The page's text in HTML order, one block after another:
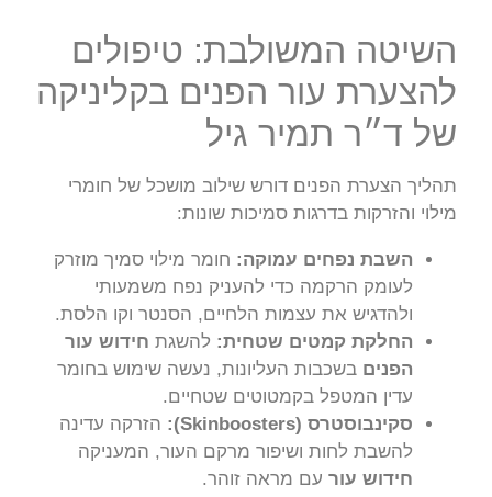
השיטה המשולבת: טיפולים
להצערת עור הפנים בקליניקה
של ד״ר תמיר גיל
תהליך הצערת הפנים דורש שילוב מושכל של חומרי
מילוי והזרקות בדרגות סמיכות שונות:
השבת נפחים עמוקה: חומר מילוי סמיך מוזרק
לעומק הרקמה כדי להעניק נפח משמעותי
ולהדגיש את עצמות הלחיים, הסנטר וקו הלסת.
החלקת קמטים שטחית: להשגת חידוש עור
הפנים בשכבות העליונות, נעשה שימוש בחומר
עדין המטפל בקמטוטים שטחיים.
סקינבוסטרס (Skinboosters):
הזרקה עדינה
להשבת לחות ושיפור מרקם העור, המעניקה
חידוש עור עם מראה זוהר.